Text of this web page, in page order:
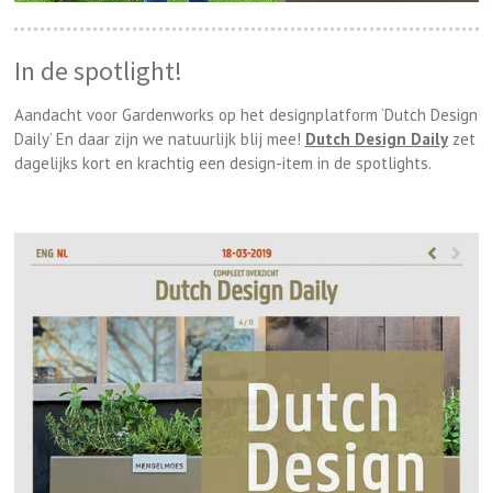
In de spotlight!
Aandacht voor Gardenworks op het designplatform ‘Dutch Design
Daily’ En daar zijn we natuurlijk blij mee! Dutch Design Dailyzet
dagelijks kort en krachtig een design-item in de spotlights.